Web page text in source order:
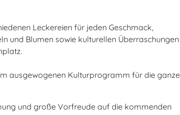
Leckereien für jeden Geschmack,
und Blumen sowie kulturellen Überraschungen
ausgewogenen Kulturprogramm für die ganze
und große Vorfreude auf die kommenden